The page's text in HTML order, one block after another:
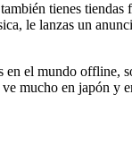
tienes tiendas
le lanzas un
el mundo offline,
mucho en japón y